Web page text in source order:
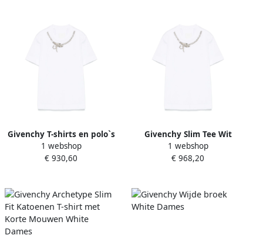
Givenchy T-shirts en polo`s
White Dames
1 webshop
€ 930,60
Givenchy Slim Tee Wit
White Dames
1 webshop
€ 968,20